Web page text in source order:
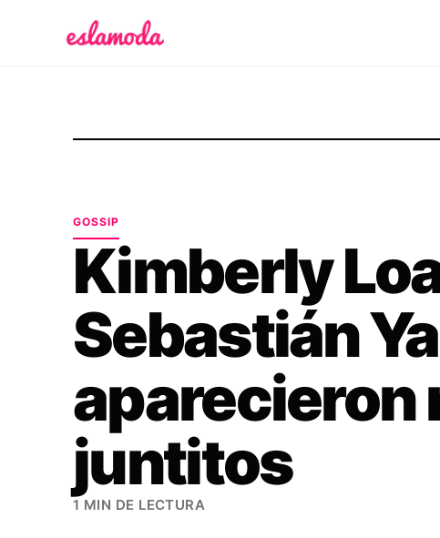
GOSSIP
Kimberly
Sebastián
aparecieron
juntitos
1 MIN DE LECTURA